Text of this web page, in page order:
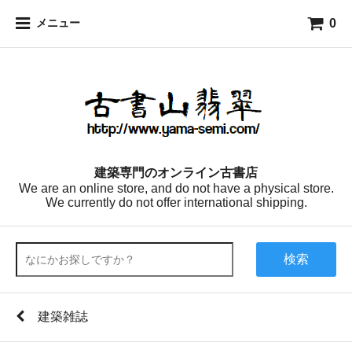
メニュー 0
建築専門のオンライン古書店
We are an online store, and do not have a physical store.
We currently do not offer international shipping.
検索
建築雑誌